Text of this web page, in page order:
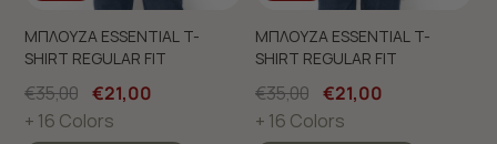
ΜΠΛΟΥΖΑ ESSENTIAL T-
SHIRT REGULAR FIT
€35,00 €21,00
+ 16 Colors
ΜΠΛΟΥΖΑ ESSENTIAL T-
SHIRT REGULAR FIT
€35,00 €21,00
+ 16 Colors